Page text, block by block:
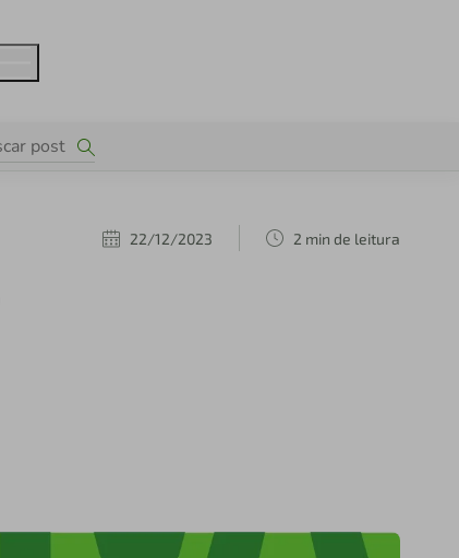
22/12/2023 2 min de leitura